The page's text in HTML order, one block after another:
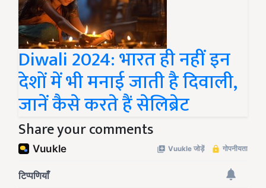
Diwali 2024: भारत ही नहीं इन
देशों में भी मनाई जाती है दिवाली,
जानें कैसे करते हैं सेलिब्रेट
Share your comments